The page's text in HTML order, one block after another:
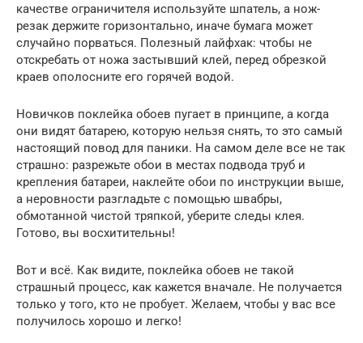
качестве ограничителя используйте шпатель, а нож-
резак держите горизонтально, иначе бумага может
случайно порваться. Полезный лайфхак: чтобы не
отскребать от ножа застывший клей, перед обрезкой
краев ополосните его горячей водой.
Новичков поклейка обоев пугает в принципе, а когда
они видят батарею, которую нельзя снять, то это самый
настоящий повод для паники. На самом деле все не так
страшно: разрежьте обои в местах подвода труб и
крепления батареи, наклейте обои по инструкции выше,
а неровности разгладьте с помощью швабры,
обмотанной чистой тряпкой, уберите следы клея.
Готово, вы восхитительны!
Вот и всё. Как видите, поклейка обоев не такой
страшный процесс, как кажется вначале. Не получается
только у того, кто не пробует. Желаем, чтобы у вас все
получилось хорошо и легко!